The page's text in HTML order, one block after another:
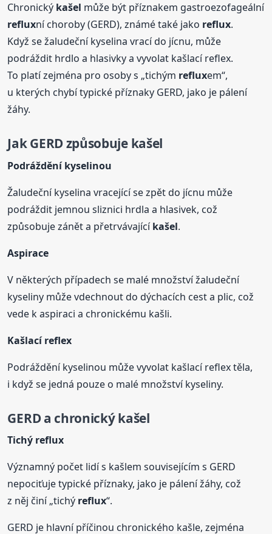
Chronický kašel může být příznakem gastroezofageální
refluxní choroby (GERD), známé také jako reflux.
Když se žaludeční kyselina vrací do jícnu, může
podráždit hrdlo a hlasivky a vyvolat kašlací reflex.
To platí zejména pro osoby s „tichým refluxem“,
u kterých chybí typické příznaky GERD, jako je pálení
žáhy.
Jak GERD způsobuje kašel
Podráždění kyselinou
Žaludeční kyselina vracející se zpět do jícnu může
podráždit jemnou sliznici hrdla a hlasivek, což
způsobuje zánět a přetrvávajícíkašel.
Aspirace
V některých případech se malé množství žaludeční
kyseliny může vdechnout do dýchacích cest a plic, což
vede k aspiraci a chronickému kašli.
Kašlací reflex
Podráždění kyselinou může vyvolat kašlací reflex těla,
i když se jedná pouze o malé množství kyseliny.
GERD a chronickýkašel
Tichý reflux
Významný počet lidí s kašlem souvisejícím s GERD
nepociťuje typické příznaky, jako je pálení žáhy, což
z něj činí „tichý reflux“.
GERD je hlavní příčinou chronického kašle, zejména